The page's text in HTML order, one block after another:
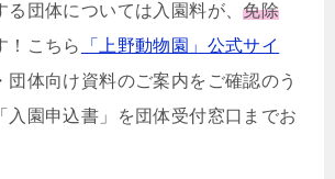
る団体については入園料が、免除
！こちら
「上野動物園」公式サイ
団体向け資料のご案内をご確認のう
入園申込書」を団体受付窓口までお